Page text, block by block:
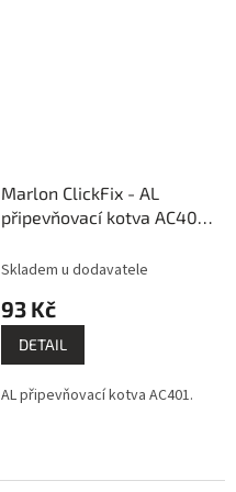
Marlon ClickFix - AL
připevňovací kotva AC401
Skladem u dodavatele
93 Kč
DETAIL
AL připevňovací kotva AC401.